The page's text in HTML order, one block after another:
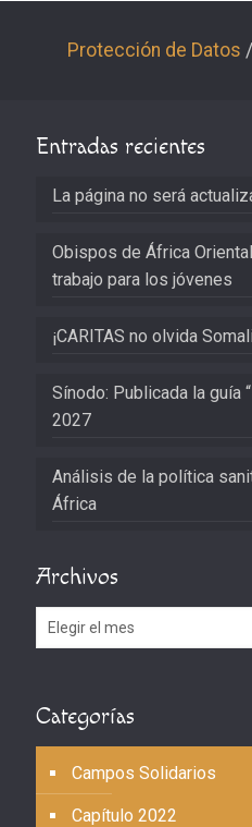
Protección de Datos /
Entradas recientes
La página no será
Obispos de África
trabajo para los jóvenes
¡CARITAS no olvida
Sínodo: Publicada la guía
2027
Análisis de la política
África
Archivos
Archivos
Categorías
Campos Solidarios
Capítulo 2022